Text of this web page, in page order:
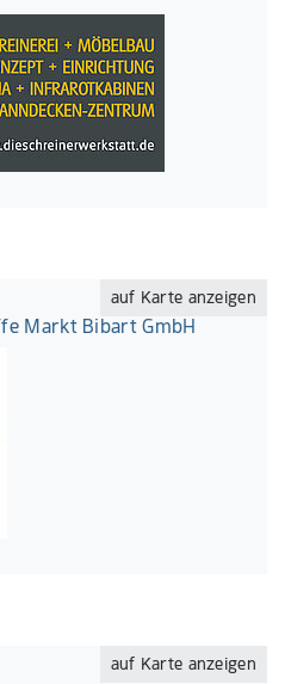
auf Karte anzeigen
Markt Bibart GmbH
auf Karte anzeigen